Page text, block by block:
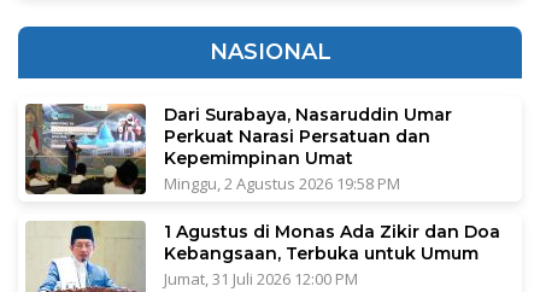
NASIONAL
Dari Surabaya, Nasaruddin Umar
Perkuat Narasi Persatuan dan
Kepemimpinan Umat
Minggu, 2 Agustus 2026 19:58 PM
1 Agustus di Monas Ada Zikir dan Doa
Kebangsaan, Terbuka untuk Umum
Jumat, 31 Juli 2026 12:00 PM